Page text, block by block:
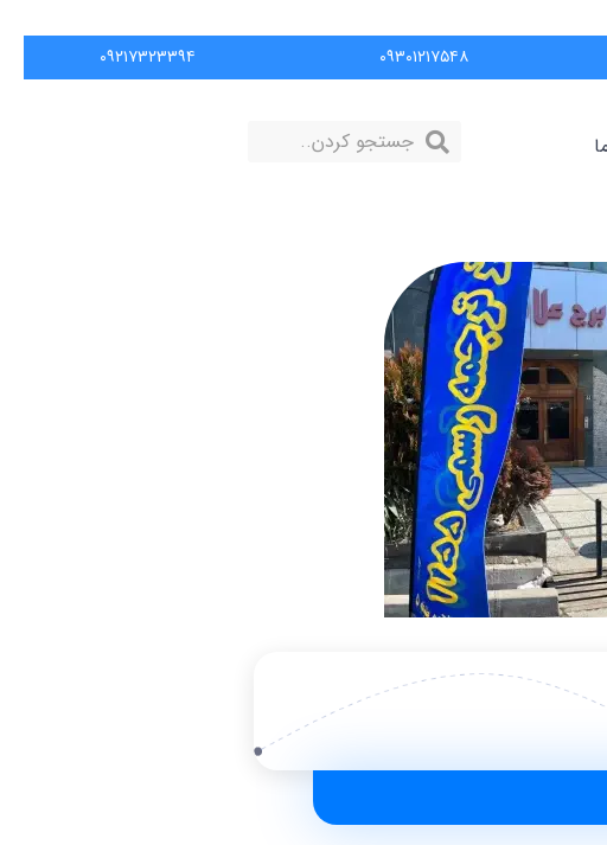
۰۹۳۰۱۲۱۷۵۴۸ ۰۹۲۱۷۳۲۳۳۹۴